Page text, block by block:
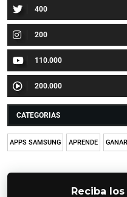
400
200
110.000
200.000
CATEGORIAS
APPS SAMSUNG APRENDE
Reciba